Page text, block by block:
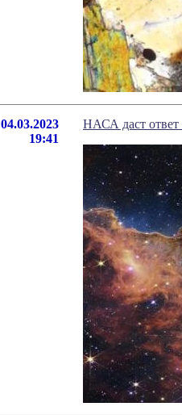
04.03.2023
19:41
НАСА даст ответ